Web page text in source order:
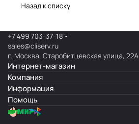
Назад к списку
+7 499 703-37-18
sales@cliserv.ru
г. Москва, Старобитцевская улица,
Интернет-магазин
Компания
Информация
Помощь